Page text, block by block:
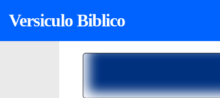
Versiculo Biblico